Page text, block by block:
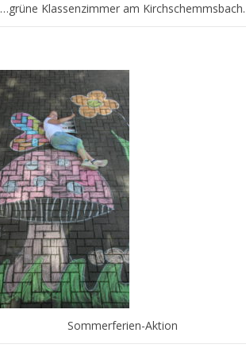
…grüne Klassenzimmer am Kirchschemmsbach.
Sommerferien-Aktion